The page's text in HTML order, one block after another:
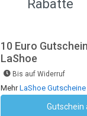
Rabatte
10 Euro
LaShoe
Bis auf Widerruf
MehrLaShoe Gutscheine
Gutschein